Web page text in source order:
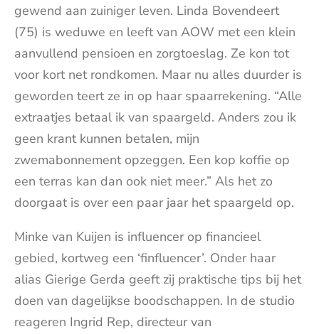
gewend aan zuiniger leven. Linda Bovendeert
(75) is weduwe en leeft van AOW met een klein
aanvullend pensioen en zorgtoeslag. Ze kon tot
voor kort net rondkomen. Maar nu alles duurder is
geworden teert ze in op haar spaarrekening. “Alle
extraatjes betaal ik van spaargeld. Anders zou ik
geen krant kunnen betalen, mijn
zwemabonnement opzeggen. Een kop koffie op
een terras kan dan ook niet meer.” Als het zo
doorgaat is over een paar jaar het spaargeld op.
Minke van Kuijen is influencer op financieel
gebied, kortweg een ‘finfluencer’. Onder haar
alias Gierige Gerda geeft zij praktische tips bij het
doen van dagelijkse boodschappen. In de studio
reageren Ingrid Rep, directeur van